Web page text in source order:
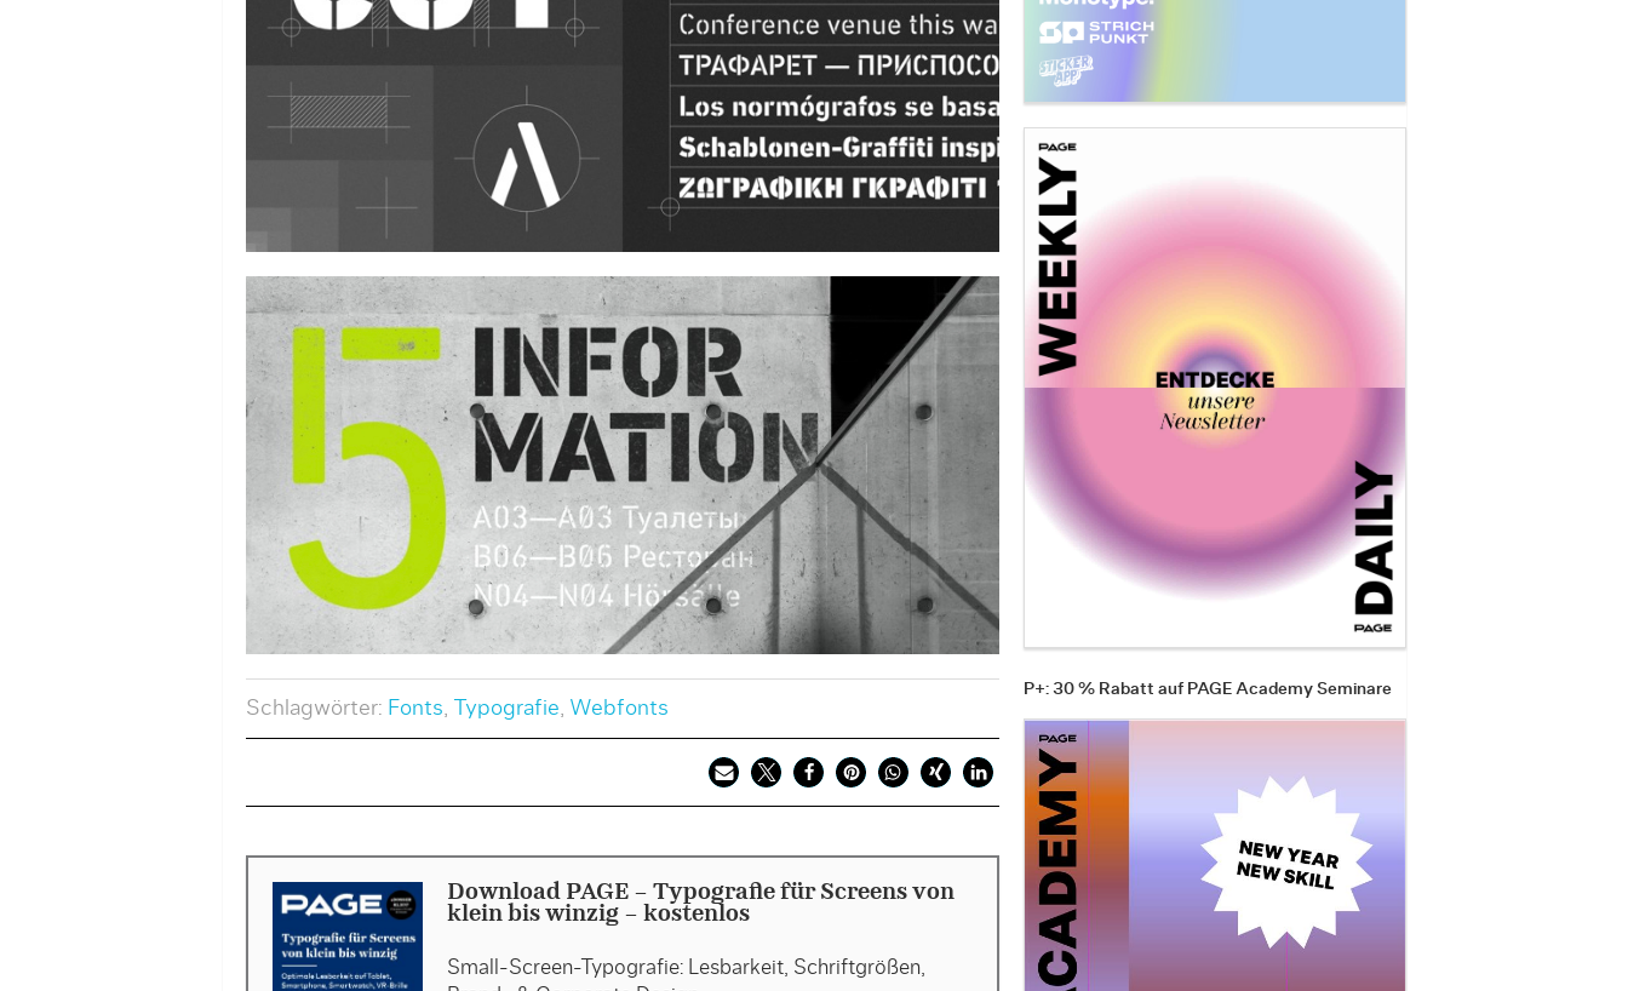
Schlagwörter: Fonts, Typografie, Webfonts
Download PAGE - Typografie für Screens von
klein bis winzig - kostenlos
Small-Screen-Typografie: Lesbarkeit, Schriftgrößen,
P+: 30 % Rabatt auf PAGE Academy Seminare